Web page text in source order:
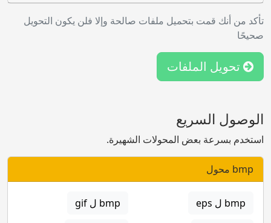
تأكد من أنك قمت بتحميل ملفات صالحة وإلا فلن يكون التحويل
صحيحًا
تحويل الملفات
الوصول السريع
استخدم بسرعة بعض المحولات الشهيرة.
bmp محول
bmp ل eps bmp ل gif